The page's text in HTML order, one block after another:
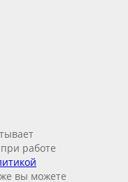
работе
вы можете